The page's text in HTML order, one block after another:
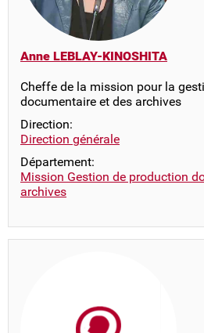
Anne LEBLAY-KINOSHITA
Cheffe de la mission pour la
documentaire et des archives
Direction:
Direction générale
Département:
Mission Gestion de production
archives